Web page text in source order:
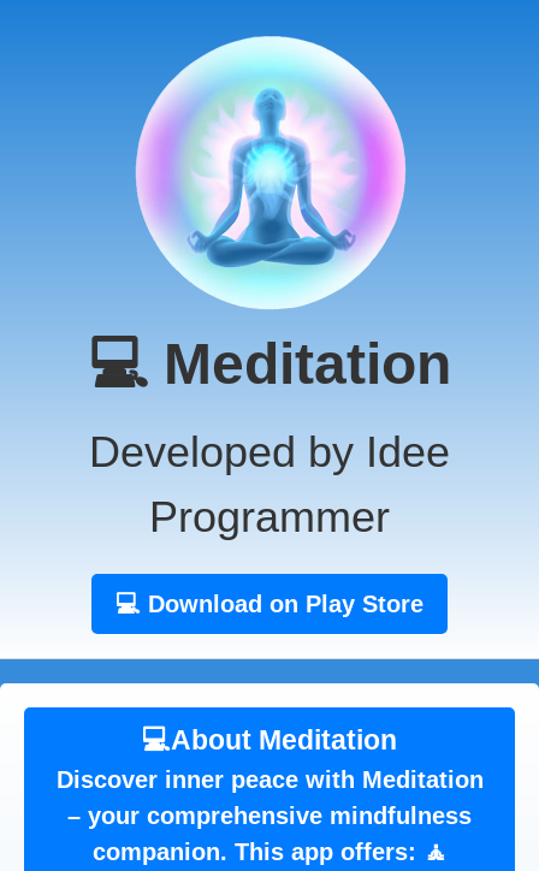
💻 Meditation
Developed by Idee
Programmer
💻 Download on Play Store
💻About Meditation
Discover inner peace with Meditation
– your comprehensive mindfulness
companion. This app offers: 🧘